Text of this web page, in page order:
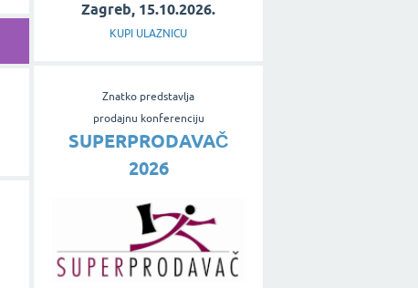
Zagreb, 15.10.2026.
KUPI ULAZNICU
Znatko predstavlja
prodajnu konferenciju
SUPERPRODAVAČ
2026